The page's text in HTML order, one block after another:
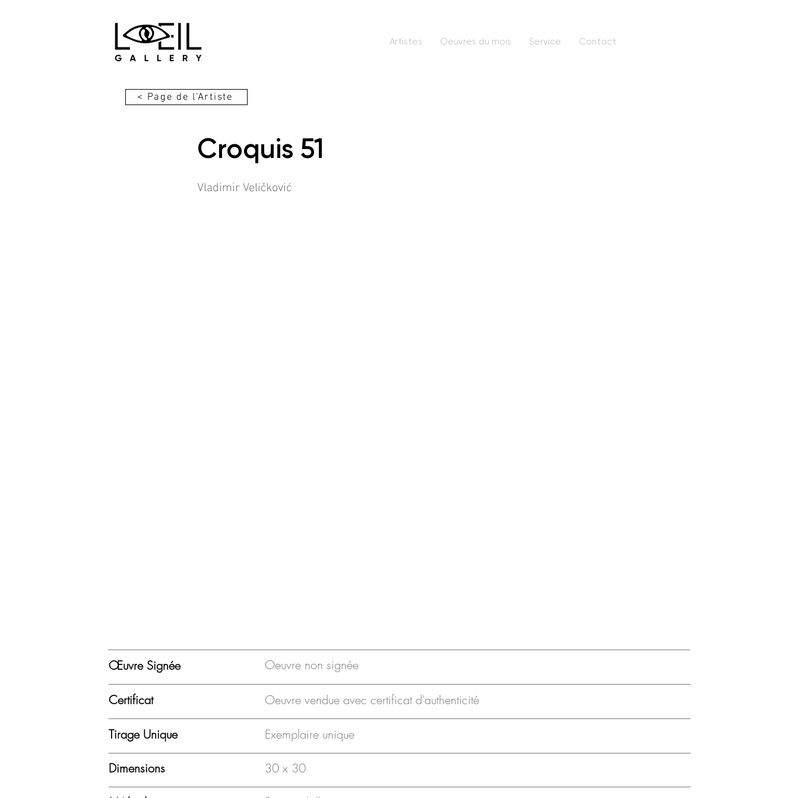
Artistes Oeuvres du mois Service Contact
< Page de l'Artiste
Croquis 51
Vladimir Veličković
Œuvre Signée Oeuvre non signée
Certificat Oeuvre vendue avec certificat d'authenticité
Tirage Unique Exemplaire unique
Dimensions 30 x 30